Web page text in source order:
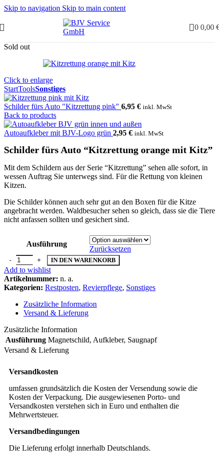
Skip to navigation Skip to main content
0 0,00
Sold out
Click to enlarge
StartToolsSonstiges
Schilder fürs Auto "Kitzrettung pink" 6,95 € inkl. MwSt
Back to products
Autoaufkleber mit BJV-Logo grün 2,95 € inkl. MwSt
Schilder fürs Auto “Kitzrettung orange mit Kitz”
Mit dem Schildern aus der Serie “Kitzrettung” sehen alle sofort, in
wessen Auftrag Sie unterwegs sind. Für die Rettung von kleinen
Kitzen.
Die Schilder können auch sehr gut an den Boxen für die Kitze
angebracht werden. Waldbesucher sehen so gleich, dass sie die Tiere
nicht anfassen sollten und gesichert sind.
Ausführung
Zurücksetzen
IN DEN WARENKORB
Add to wishlist
Artikelnummer: n. a.
Kategorien: Restposten, Revierpflege, Sonstiges
Zusätzliche Information
Versand & Lieferung
Zusätzliche Information
Ausführung Magnetschild, Aufkleber, Saugnapf
Versand & Lieferung
Versandkosten
umfassen grundsätzlich die Kosten der Versendung sowie die
Kosten der Verpackung. Die ausgewiesenen Porto- und
Versandkosten verstehen sich in Euro und enthalten die
Mehrwertsteuer.
Versandbedingungen
Die Lieferung erfolgt innerhalb Deutschlands.